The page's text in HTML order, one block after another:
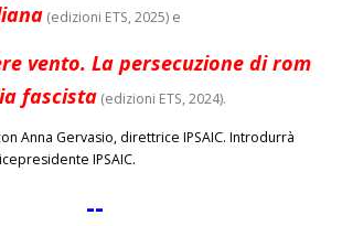
(edizioni ETS, 2025) e
vento. La persecuzione di rom
fascista (edizioni ETS, 2024).
Anna Gervasio, direttrice IPSAIC. Introdurrà
IPSAIC.
--